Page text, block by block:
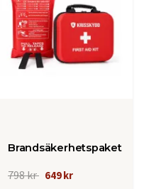
Brandsäkerhetspaket
798 kr 649 kr